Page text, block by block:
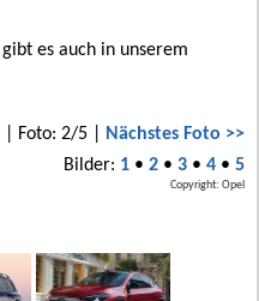
gibt es auch in unserem
| Foto: 2/5 | Nächstes Foto >>
Bilder: 1• 2• 3• 4• 5
Copyright: Opel